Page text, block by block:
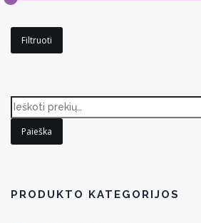
Min
kaina
Maks
kaina
Filtruoti
Paieška
PRODUKTO KATEGORIJOS